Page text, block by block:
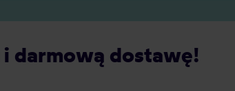
darmową dostawę!